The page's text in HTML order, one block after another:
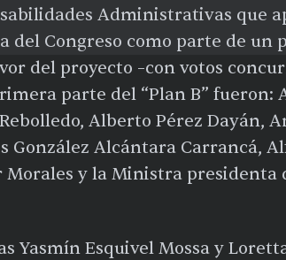
Administrativas que
Congreso como parte de un
del proyecto –con votos
parte del “Plan B” fueron:
Alberto Pérez Dayán,
González Alcántara Carrancá,
y la Ministra presidenta
Yasmín Esquivel Mossa y